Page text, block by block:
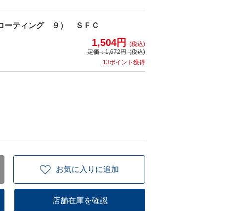
ーティング ９） ＳＦＣ
1,504円
(税込)
定価：1,672円 (税込)
13ポイント獲得
お気に入りに追加
店舗在庫を確認